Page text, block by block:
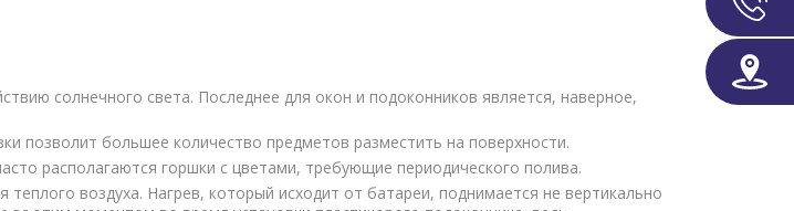
солнечного света. Последнее для окон и подоконников является, наверное,
позволит большее количество предметов разместить на поверхности.
располагаются горшки с цветами, требующие периодического полива.
теплого воздуха. Нагрев, который исходит от батареи, поднимается не вертикально